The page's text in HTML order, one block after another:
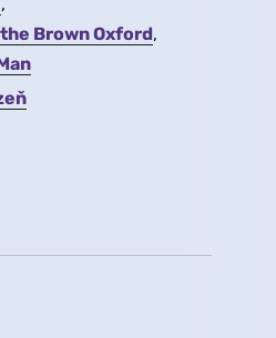
Brown Oxford